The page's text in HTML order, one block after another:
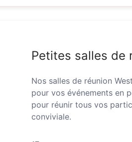
Petites salles de
Nos salles de réunion
pour vos événements en
pour réunir tous vos
conviviale.